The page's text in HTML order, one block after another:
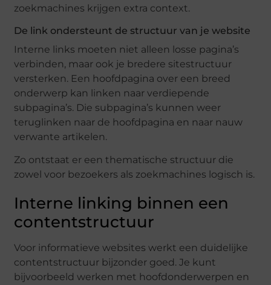
zoekmachines krijgen extra context.
De link ondersteunt de structuur van je website
Interne links moeten niet alleen losse pagina’s
verbinden, maar ook je bredere sitestructuur
versterken. Een hoofdpagina over een breed
onderwerp kan linken naar verdiepende
subpagina’s. Die subpagina’s kunnen weer
teruglinken naar de hoofdpagina en naar nauw
verwante artikelen.
Zo ontstaat er een thematische structuur die
zowel voor bezoekers als zoekmachines logisch is.
Interne linking binnen een
contentstructuur
Voor informatieve websites werkt een duidelijke
contentstructuur bijzonder goed. Je kunt
bijvoorbeeld werken met hoofdonderwerpen en